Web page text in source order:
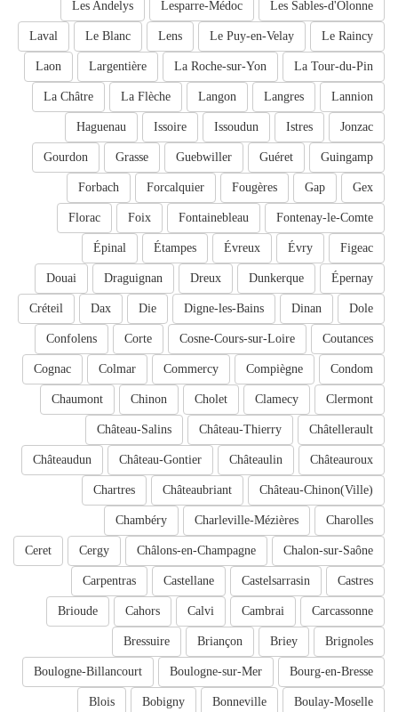
Les Sables-d'Olonne
Lesparre-Médoc
Les Andelys
Le Raincy
Le Puy-en-Velay
Lens
Le Blanc
Laval
La Tour-du-Pin
La Roche-sur-Yon
Largentière
Laon
Lannion
Langres
Langon
La Flèche
La Châtre
Jonzac
Istres
Issoudun
Issoire
Haguenau
Guingamp
Guéret
Guebwiller
Grasse
Gourdon
Gex
Gap
Fougères
Forcalquier
Forbach
Fontenay-le-Comte
Fontainebleau
Foix
Florac
Figeac
Évry
Évreux
Étampes
Épinal
Épernay
Dunkerque
Dreux
Draguignan
Douai
Dole
Dinan
Digne-les-Bains
Die
Dax
Créteil
Coutances
Cosne-Cours-sur-Loire
Corte
Confolens
Condom
Compiègne
Commercy
Colmar
Cognac
Clermont
Clamecy
Cholet
Chinon
Chaumont
Châtellerault
Château-Thierry
Château-Salins
Châteauroux
Châteaulin
Château-Gontier
Châteaudun
Château-Chinon(Ville)
Châteaubriant
Chartres
Charolles
Charleville-Mézières
Chambéry
Chalon-sur-Saône
Châlons-en-Champagne
Cergy
Ceret
Castres
Castelsarrasin
Castellane
Carpentras
Carcassonne
Cambrai
Calvi
Cahors
Brioude
Brignoles
Briey
Briançon
Bressuire
Bourg-en-Bresse
Boulogne-sur-Mer
Boulogne-Billancourt
Boulay-Moselle
Bonneville
Bobigny
Blois